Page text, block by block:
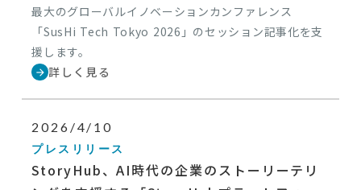
最大のグローバルイノベーションカンファレンス
「SusHi Tech Tokyo 2026」のセッション記事化を支
援します。
arrow_forward 詳しく見る
2026/4/10
プレスリリース
StoryHub、AI時代の企業のストーリーテリ